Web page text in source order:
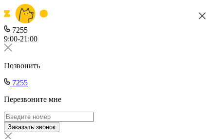
7255
9:00-21:00
Позвонить
7255
Перезвоните мне
Заказать звонок